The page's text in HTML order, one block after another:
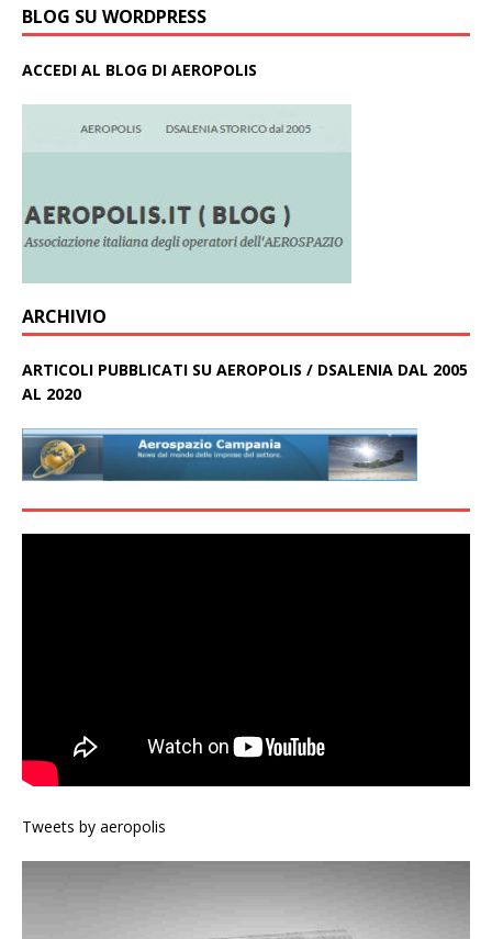
BLOG SU WORDPRESS
ACCEDI AL BLOG DI AEROPOLIS
ARCHIVIO
ARTICOLI PUBBLICATI SU AEROPOLIS / DSALENIA DAL 2005
AL 2020
Tweets by aeropolis